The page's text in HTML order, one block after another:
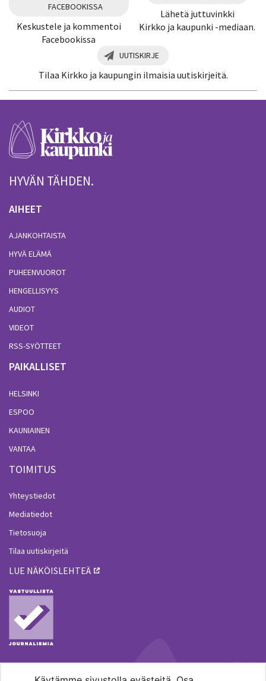
FACEBOOKISSA
Keskustele ja kommentoi
Facebookissa
Lähetä juttuvinkki
Kirkko ja kaupunki -mediaan.
UUTISKIRJE
Tilaa Kirkko ja kaupungin ilmaisia uutiskirjeitä.
HYVÄN TÄHDEN.
AIHEET
AJANKOHTAISTA
HYVÄ ELÄMÄ
PUHEENVUOROT
HENGELLISYYS
AUDIOT
VIDEOT
RSS-SYÖTTEET
PAIKALLISET
HELSINKI
ESPOO
KAUNIAINEN
VANTAA
TOIMITUS
Yhteystiedot
Mediatiedot
Tietosuoja
Tilaa uutiskirjeitä
LUE NÄKÖISLEHTEÄ